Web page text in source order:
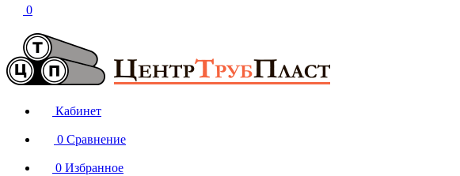
0
Кабинет
0 Сравнение
0 Избранное